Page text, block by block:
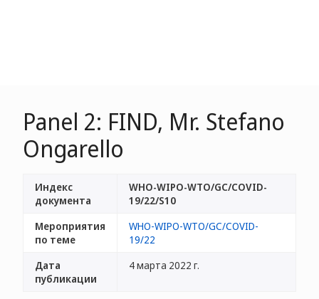
Panel 2: FIND, Mr. Stefano
Ongarello
Индекс
документа
WHO-WIPO-WTO/GC/COVID-
19/22/S10
Мероприятия
по теме
WHO-WIPO-WTO/GC/COVID-
19/22
Дата
публикации
4 марта 2022 г.